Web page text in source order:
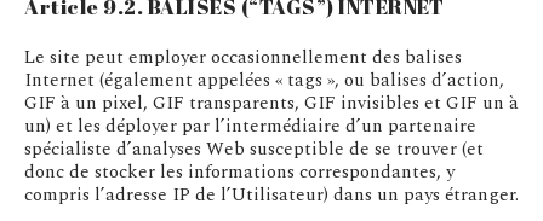
Article 9.2. BALISES (“TAGS”) INTERNET
Le site peut employer occasionnellement des balises
Internet (également appelées « tags », ou balises d’action,
GIF à un pixel, GIF transparents, GIF invisibles et GIF un à
un) et les déployer par l’intermédiaire d’un partenaire
spécialiste d’analyses Web susceptible de se trouver (et
donc de stocker les informations correspondantes, y
compris l’adresse IP de l’Utilisateur) dans un pays étranger.